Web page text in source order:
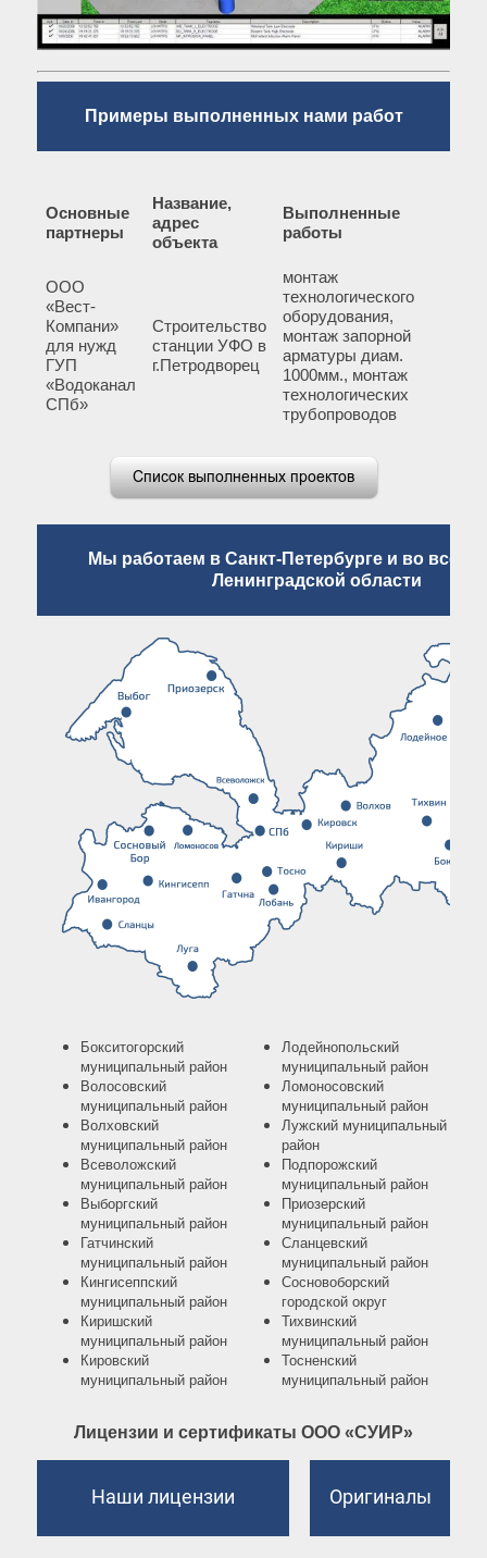
Примеры выполненных нами работ
Основные
партнеры
Название,
адрес
объекта
Выполненные
работы
ООО
«Вест-
Компани»
для нужд
ГУП
«Водоканал
СПб»
Строительство
станции УФО в
г.Петродворец
монтаж
технологического
оборудования,
монтаж запорной
арматуры диам.
1000мм., монтаж
технологических
трубопроводов
Мы работаем в Санкт-Петербурге и во всех
Ленинградской области
Бокситогорский
муниципальный район
Волосовский
муниципальный район
Волховский
муниципальный район
Всеволожский
муниципальный район
Выборгский
муниципальный район
Гатчинский
муниципальный район
Кингисеппский
муниципальный район
Киришский
муниципальный район
Кировский
муниципальный район
Лодейнопольский
муниципальный район
Ломоносовский
муниципальный район
Лужский муниципальный
район
Подпорожский
муниципальный район
Приозерский
муниципальный район
Сланцевский
муниципальный район
Сосновоборский
городской округ
Тихвинский
муниципальный район
Тосненский
муниципальный район
Лицензии и сертификаты ООО «СУИР»
Наши лицензии Оригиналы